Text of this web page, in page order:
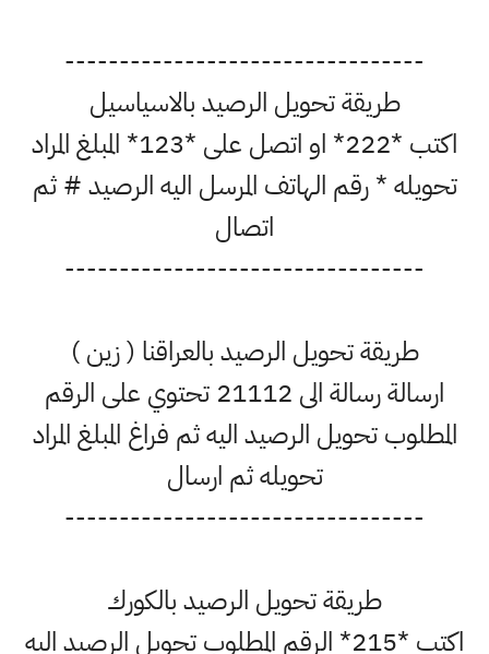
---------------------------------
طريقة تحويل الرصيد بالاسياسيل
اكتب *222* او اتصل على *123* المبلغ المراد
تحويله * رقم الهاتف المرسل اليه الرصيد # ثم
اتصال
---------------------------------
طريقة تحويل الرصيد بالعراقنا ( زين )
ارسالة رسالة الى 21112 تحتوي على الرقم
المطلوب تحويل الرصيد اليه ثم فراغ المبلغ المراد
تحويله ثم ارسال
---------------------------------
طريقة تحويل الرصيد بالكورك
اكتب *215* الرقم المطلوب تحويل الرصيد اليه